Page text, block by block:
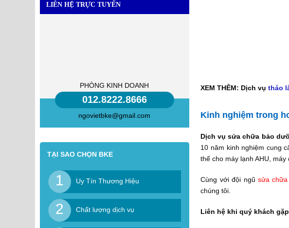
XEM THÊM: Dịch vụtháo
Kinh nghiệm trong
Dịch vụ sửa chữa bảo
10 năm kinh nghiệm cung
thế cho máy lạnh AHU,
Cùng với đội ngũ sửa
chúng tôi.
Liên hệ khi quý khách
LIÊN HỆ TRỰC TUYẾN
PHÒNG KINH DOANH
012.8222.8666
ngovietbke@gmail.com
TẠI SAO CHỌN BKE
1 Uy Tín Thương Hiệu
2 Chất lượng dịch vụ